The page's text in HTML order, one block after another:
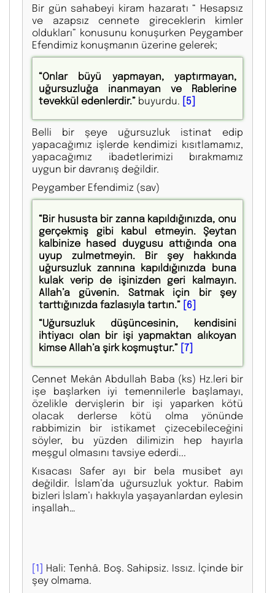
Bir gün sahabeyi kiram hazaratı “ Hesapsız
ve azapsız cennete gireceklerin kimler
oldukları” konusunu konuşurken Peygamber
Efendimiz konuşmanın üzerine gelerek;
“Onlar büyü yapmayan, yaptırmayan,
uğursuzluğa inanmayan ve Rablerine
tevekkül edenlerdir.” buyurdu. [5]
Belli bir şeye uğursuzluk istinat edip
yapacağımız işlerde kendimizi kısıtlamamız,
yapacağımız ibadetlerimizi bırakmamız
uygun bir davranış değildir.
Peygamber Efendimiz (sav)
“Bir hususta bir zanna kapıldığınızda, onu
gerçekmiş gibi kabul etmeyin. Şeytan
kalbinize hased duygusu attığında ona
uyup zulmetmeyin. Bir şey hakkında
uğursuzluk zannına kapıldığınızda buna
kulak verip de işinizden geri kalmayın.
Allah’a güvenin. Satmak için bir şey
tarttığınızda fazlasıyla tartın.” [6]
“Uğursuzluk düşüncesinin, kendisini
ihtiyacı olan bir işi yapmaktan alıkoyan
kimse Allah’a şirk koşmuştur.” [7]
Cennet Mekân Abdullah Baba (ks) Hz.leri bir
işe başlarken iyi temennilerle başlamayı,
özelikle dervişlerin bir işi yaparken kötü
olacak derlerse kötü olma yönünde
rabbimizin bir istikamet çizecebileceğini
söyler, bu yüzden dilimizin hep hayırla
meşgul olmasını tavsiye ederdi...
Kısacası
Safer ayı bir bela musibet ayı
değildir. İslam’da uğursuzluk yoktur. Rabim
bizleri İslam’ı hakkıyla yaşayanlardan eylesin
inşallah…
[1] Hali: Tenhâ. Boş. Sahipsiz. Issız. İçinde bir
şey olmama.